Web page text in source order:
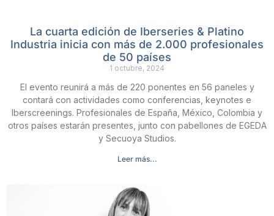
La cuarta edición de Iberseries & Platino
Industria inicia con más de 2.000 profesionales
de 50 países
1 octubre, 2024
El evento reunirá a más de 220 ponentes en 56 paneles y
contará con actividades como conferencias, keynotes e
Iberscreenings. Profesionales de España, México, Colombia y
otros países estarán presentes, junto con pabellones de EGEDA
y Secuoya Studios.
Leer más...